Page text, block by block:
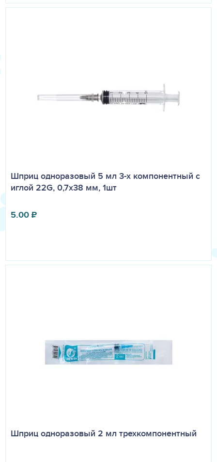
Шприц одноразовый 5 мл 3-х компонентный с
иглой 22G, 0,7х38 мм, 1шт
5.00₽
Шприц одноразовый 2 мл трехкомпонентный